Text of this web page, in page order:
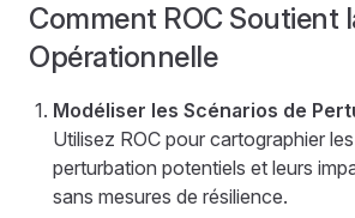
Comment ROC Soutient
Opérationnelle
Modéliser les Scénarios de
Utilisez ROC pour cartographier
perturbation potentiels et leurs
sans mesures de résilience.